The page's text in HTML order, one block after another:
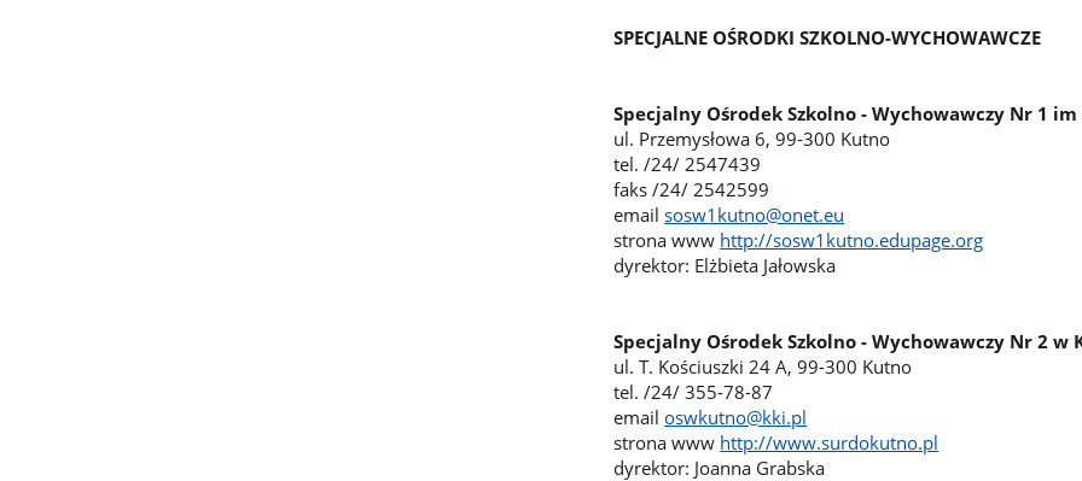
SPECJALNE OŚRODKI SZKOLNO-WYCHOWAWCZE
Specjalny Ośrodek Szkolno - Wychowawczy Nr 1
ul. Przemysłowa 6, 99-300 Kutno
tel. /24/ 2547439
faks /24/ 2542599
emailsosw1kutno@onet.eu
strona www http://sosw1kutno.edupage.org
dyrektor: Elżbieta Jałowska
Specjalny Ośrodek Szkolno - Wychowawczy Nr 2 w
ul. T. Kościuszki 24 A, 99-300 Kutno
tel. /24/ 355-78-87
emailoswkutno@kki.pl
strona www http://www.surdokutno.pl
dyrektor: Joanna Grabska